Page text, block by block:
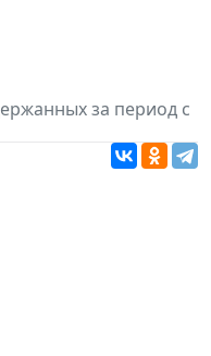
за период с